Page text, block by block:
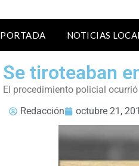
PORTADA NOTICIAS
Se tiroteaban
El procedimiento policial
Redacción
octubre 21,